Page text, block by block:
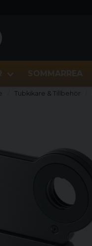
SOMMARREA
Tubkikare & Tillbehör